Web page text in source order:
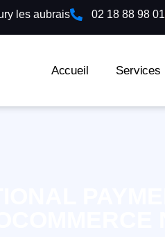
les aubrais 02 18 88 98 01
Accueil Services